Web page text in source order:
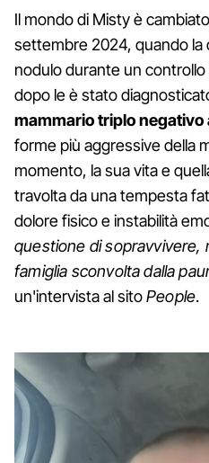
Il mondo di Misty è
settembre 2024, quando la
nodulo durante un
dopo le è stato
mammario triplo negativo
forme più aggressive della
momento, la sua vita e
travolta da una tempesta
dolore fisico e instabilità
questione di sopravvivere,
famiglia sconvolta dalla
un'intervista al sitoPeople.